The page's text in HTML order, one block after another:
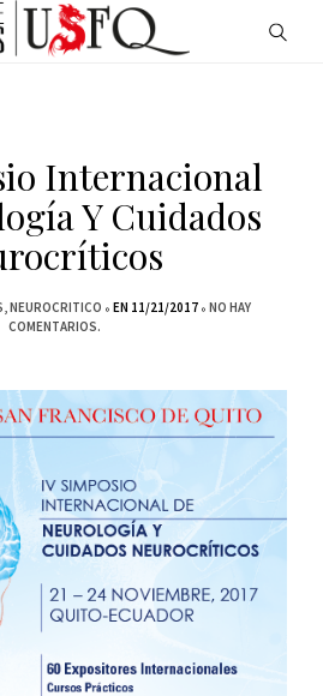
Internacional
Y Cuidados
NEUROCRITICO EN 11/21/2017
NO HAY
COMENTARIOS.